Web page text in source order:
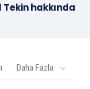
hakkında
Daha Fazla